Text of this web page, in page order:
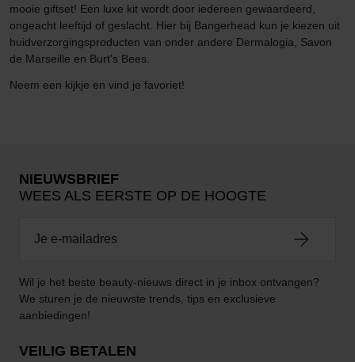
mooie giftset! Een luxe kit wordt door iedereen gewaardeerd,
ongeacht leeftijd of geslacht. Hier bij Bangerhead kun je kiezen uit
huidverzorgingsproducten van onder andere Dermalogia, Savon
de Marseille en Burt's Bees.
Neem een kijkje en vind je favoriet!
NIEUWSBRIEF
WEES ALS EERSTE OP DE HOOGTE
Wil je het beste beauty-nieuws direct in je inbox ontvangen?
We sturen je de nieuwste trends, tips en exclusieve
aanbiedingen!
VEILIG BETALEN